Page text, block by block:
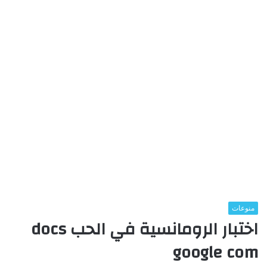
منوعات
اختبار الرومانسية في الحب docs
google com